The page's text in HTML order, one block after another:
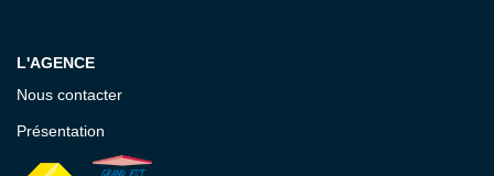
L'AGENCE
Nous contacter
Présentation